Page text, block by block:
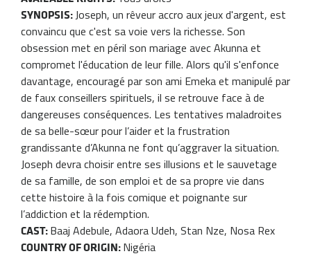
SYNOPSIS: Joseph, un rêveur accro aux jeux d'argent, est
convaincu que c'est sa voie vers la richesse. Son
obsession met en péril son mariage avec Akunna et
compromet l'éducation de leur fille. Alors qu'il s'enfonce
davantage, encouragé par son ami Emeka et manipulé par
de faux conseillers spirituels, il se retrouve face à de
dangereuses conséquences. Les tentatives maladroites
de sa belle-sœur pour l’aider et la frustration
grandissante d’Akunna ne font qu’aggraver la situation.
Joseph devra choisir entre ses illusions et le sauvetage
de sa famille, de son emploi et de sa propre vie dans
cette histoire à la fois comique et poignante sur
l’addiction et la rédemption.
CAST:Baaj Adebule, Adaora Udeh, Stan Nze, Nosa Rex
COUNTRY OF ORIGIN:Nigéria